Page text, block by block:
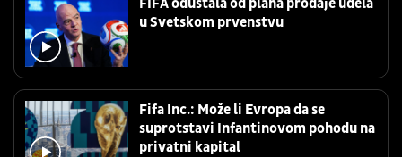
FIFA odustala od plana prodaje udela
u Svetskom prvenstvu
Fifa Inc.: Može li Evropa da se
suprotstavi Infantinovom pohodu na
privatni kapital